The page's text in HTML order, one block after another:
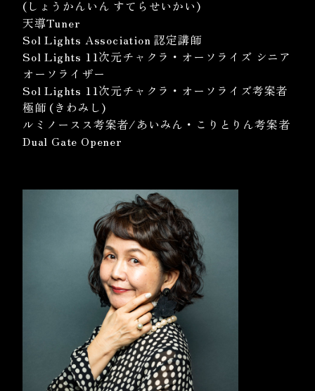
(しょうかんいん すてらせいかい)
天導Tuner
Sol Lights Association 認定講師
Sol Lights 11次元チャクラ・オーソライズ シニア
オーソライザー
Sol Lights 11次元チャクラ・オーソライズ考案者
極師 (きわみし)
ルミノースス考案者/あいみん・こりとりん考案者
Dual Gate Opener